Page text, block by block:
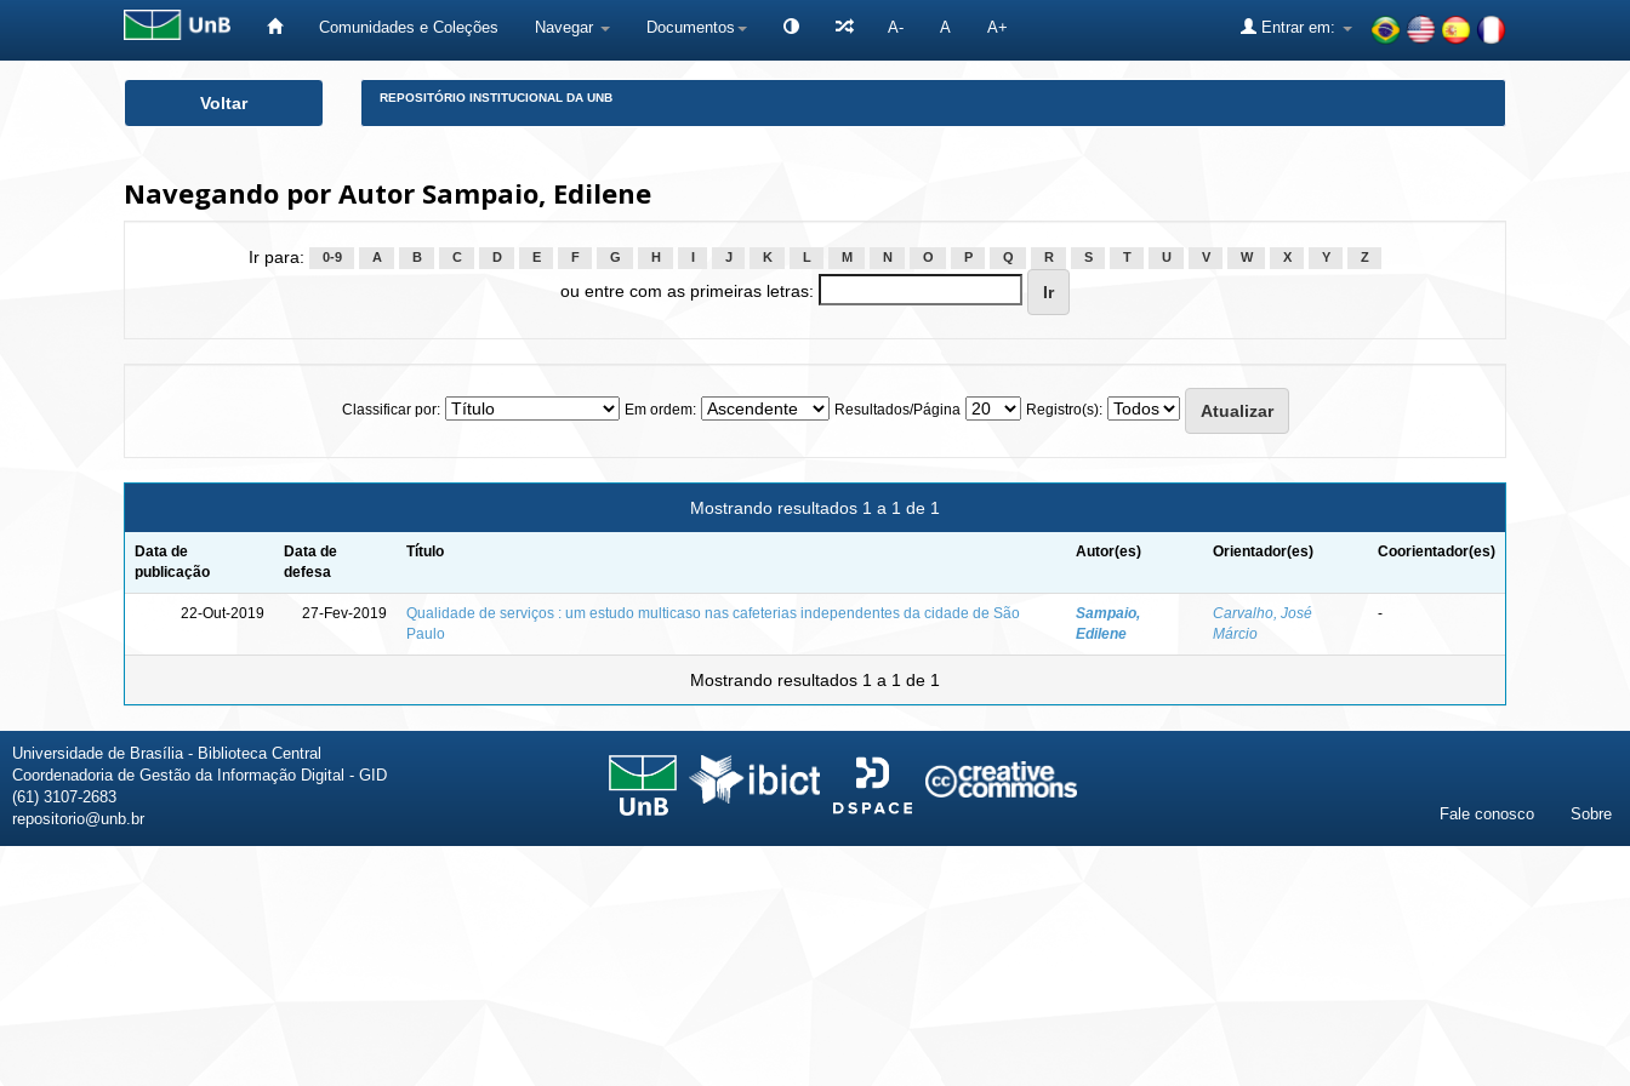
Comunidades e Coleções Navegar Documentos A- A A+ Entrar em:
Voltar REPOSITÓRIO INSTITUCIONAL DA UNB
Navegando por Autor Sampaio, Edilene
Ir para: 0-9 A B C D E F G H J K L M N O P Q R S T U V W X Y Z
ou entre com as primeiras letras:
Classificar por: Em ordem: Resultados/Página Registro(s):
Mostrando resultados 1 a 1 de 1
Data de
publicação
Data de
defesa
Título Autor(es) Orientador(es) Coorientador(es)
22-Out-2019 27-Fev-2019
Qualidade de serviços : um estudo multicaso nas cafeterias independentes da cidade de São
Paulo
Sampaio,
Edilene
Carvalho, José
Márcio
-
Mostrando resultados 1 a 1 de 1
Universidade de Brasília - Biblioteca Central
Coordenadoria de Gestão da Informação Digital - GID
(61) 3107-2683
repositorio@unb.br
Fale conosco Sobre